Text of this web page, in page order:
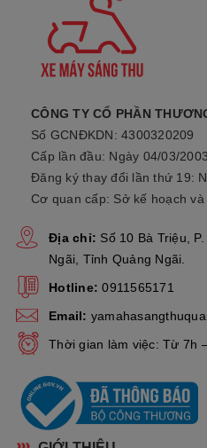
CÔNG TY CỔ PHẦN
Số GCNĐKDN: 4300320209
Cấp lần đầu: Ngày 04/03/2003
Đăng ký thay đổi lần thứ 19:
Cơ quan cấp: Sở kế hoạch
Địa chỉ: Số 10 Bà Triệu,
Ngãi, Tỉnh Quảng Ngãi.
Hotline: 0911565171
Email:
Thời gian làm việc: Từ 7h